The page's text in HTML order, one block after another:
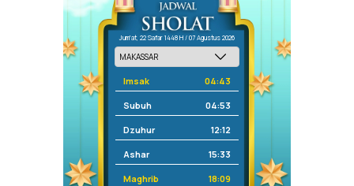
Jum'at, 22 Safar 1448 H / 07 Agustus 2026
Imsak 04:43
Subuh 04:53
Dzuhur 12:12
Ashar 15:33
Maghrib 18:09